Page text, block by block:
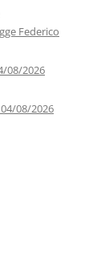
Federico
08/2026
08/2026